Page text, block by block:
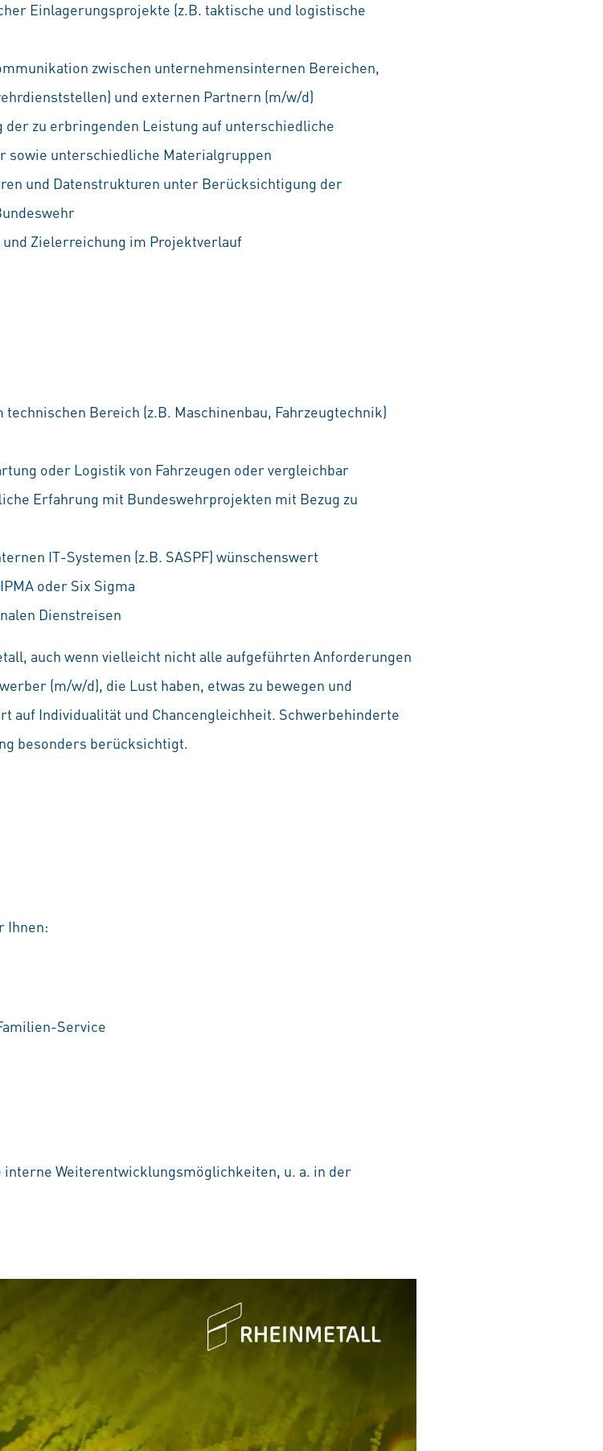
Einlagerungsprojekte (z.B. taktische und logistische
zwischen unternehmensinternen Bereichen,
und externen Partnern (m/w/d)
zu erbringenden Leistung auf unterschiedliche
sowie unterschiedliche Materialgruppen
und Datenstrukturen unter Berücksichtigung der
Zielerreichung im Projektverlauf
Bereich (z.B. Maschinenbau, Fahrzeugtechnik)
oder Logistik von Fahrzeugen oder vergleichbar
Erfahrung mit Bundeswehrprojekten mit Bezug zu
IT-Systemen (z.B. SASPF) wünschenswert
oder Six Sigma
Dienstreisen
auch wenn vielleicht nicht alle aufgeführten Anforderungen
(m/w/d), die Lust haben, etwas zu bewegen und
auf Individualität und Chancengleichheit. Schwerbehinderte
besonders berücksichtigt.
Ihnen:
Service
Weiterentwicklungsmöglichkeiten, u. a. in der